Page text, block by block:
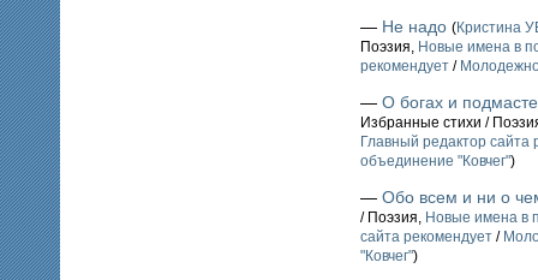
— Не надо (Кристина
Поэзия, Новые имена в
рекомендует /
— О богах и
Избранные стихи /
Главный редактор сайта
объединение "Ковчег")
— Обо всем и ни о
/ Поэзия, Новые имена в
сайта рекомендует /
"Ковчег")